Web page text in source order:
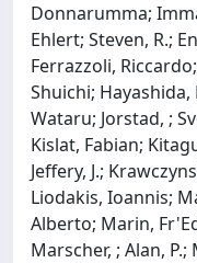
Donnarumma;
Ehlert; Steven, R.;
Ferrazzoli,
Shuichi; Hayashida,
Wataru; Jorstad, ;
Kislat, Fabian;
Jeffery, J.;
Liodakis, Ioannis;
Alberto; Marin,
Marscher, ; Alan,